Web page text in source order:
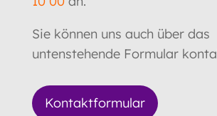
Sie können uns auch über das
untenstehende Formular
Kontaktformular